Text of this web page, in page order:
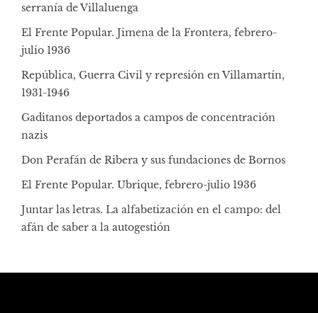
serranía de Villaluenga
El Frente Popular. Jimena de la Frontera, febrero-
julio 1936
República, Guerra Civil y represión en Villamartín,
1931-1946
Gaditanos deportados a campos de concentración
nazis
Don Perafán de Ribera y sus fundaciones de Bornos
El Frente Popular. Ubrique, febrero-julio 1936
Juntar las letras. La alfabetización en el campo: del
afán de saber a la autogestión